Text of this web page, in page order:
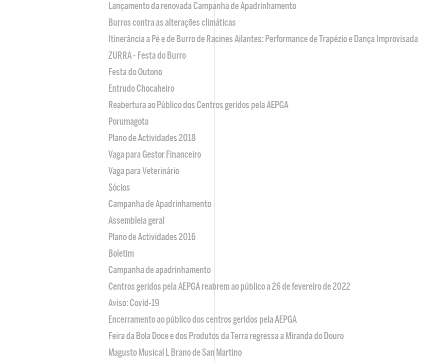
Lançamento da renovada Campanha de Apadrinhamento
Burros contra as alterações climáticas
Itinerância a Pé e de Burro de Racines Ailantes: Performance de Trapézio e Dança Improvisada
ZURRA - Festa do Burro
Festa do Outono
Entrudo Chocaheiro
Reabertura ao Público dos Centros geridos pela AEPGA
Porumagota
Plano de Actividades 2018
Vaga para Gestor Financeiro
Vaga para Veterinário
Sócios
Campanha de Apadrinhamento
Assembleia geral
Plano de Actividades 2016
Boletim
Campanha de apadrinhamento
Centros geridos pela AEPGA reabrem ao público a 26 de fevereiro de 2022
Aviso: Covid-19
Encerramento ao público dos centros geridos pela AEPGA
Feira da Bola Doce e dos Produtos da Terra regressa a Miranda do Douro
Magusto Musical L Brano de San Martino